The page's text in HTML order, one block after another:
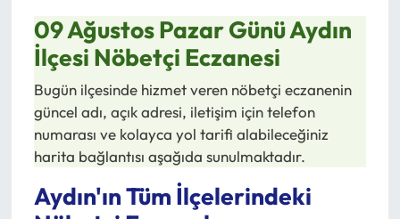
09 Ağustos Pazar Günü Aydın
İlçesi Nöbetçi Eczanesi
Bugün ilçesinde hizmet veren nöbetçi eczanenin
güncel adı, açık adresi, iletişim için telefon
numarası ve kolayca yol tarifi alabileceğiniz
harita bağlantısı aşağıda sunulmaktadır.
Aydın'ın Tüm İlçelerindeki